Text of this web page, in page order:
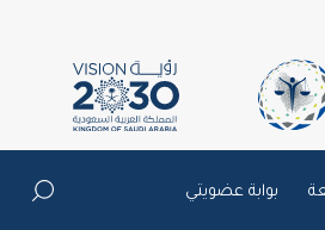
بوابة عضويتي